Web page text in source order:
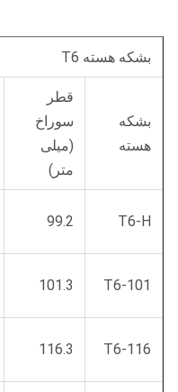
بشکه هسته T6
بشکه
هسته
قطر
سوراخ
(میلی
متر)
T6-H
99.2
T6-101
101.3
T6-116
116.3